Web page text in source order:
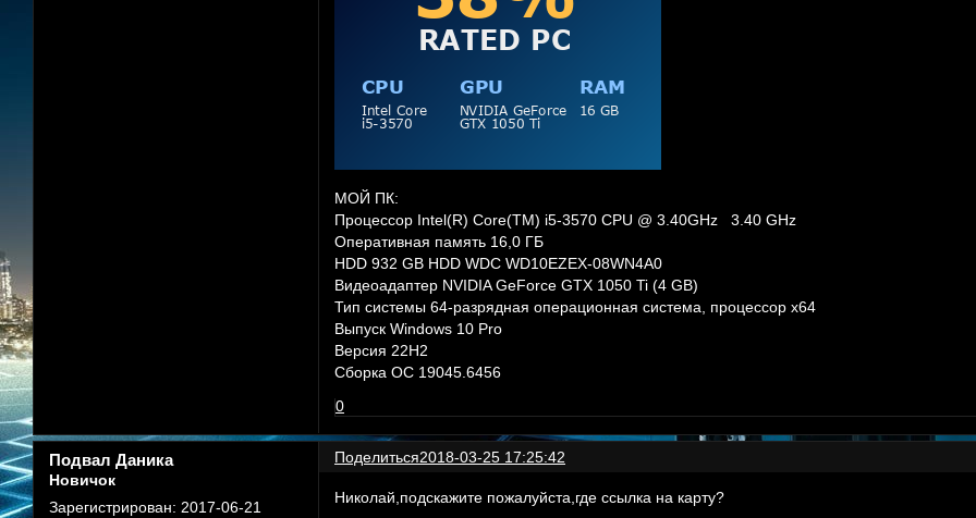
МОЙ ПК:
Процессор Intel(R) Core(TM) i5-3570 CPU @ 3.40GHz 3.40 GHz
Оперативная память 16,0 ГБ
HDD 932 GB HDD WDC WD10EZEX-08WN4A0
Видеоадаптер NVIDIA GeForce GTX 1050 Ti (4 GB)
Тип системы 64-разрядная операционная система, процессор x64
Выпуск Windows 10 Pro
Версия 22H2
Сборка ОС 19045.6456
0
Поделиться2018-03-25 17:25:42
Подвал Даника
Новичок
Зарегистрирован: 2017-06-21
Николай,подскажите пожалуйста,где ссылка на карту?